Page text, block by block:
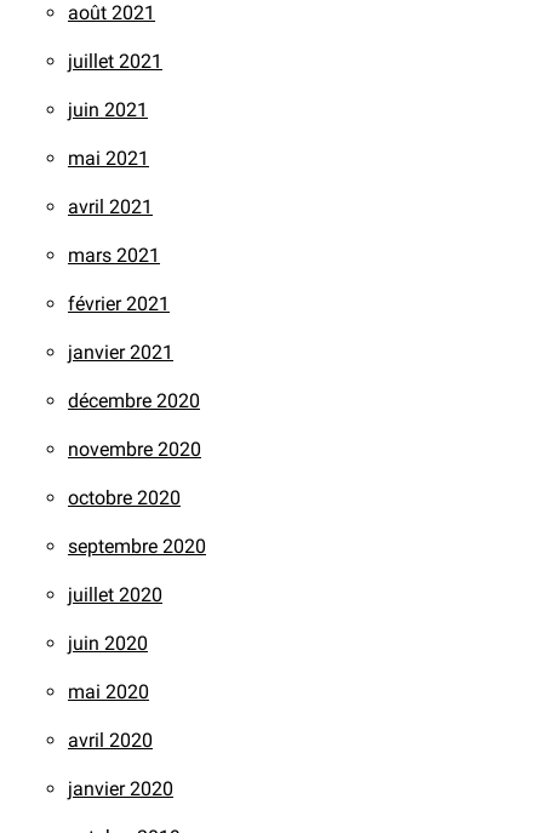
août 2021
juillet 2021
juin 2021
mai 2021
avril 2021
mars 2021
février 2021
janvier 2021
décembre 2020
novembre 2020
octobre 2020
septembre 2020
juillet 2020
juin 2020
mai 2020
avril 2020
janvier 2020